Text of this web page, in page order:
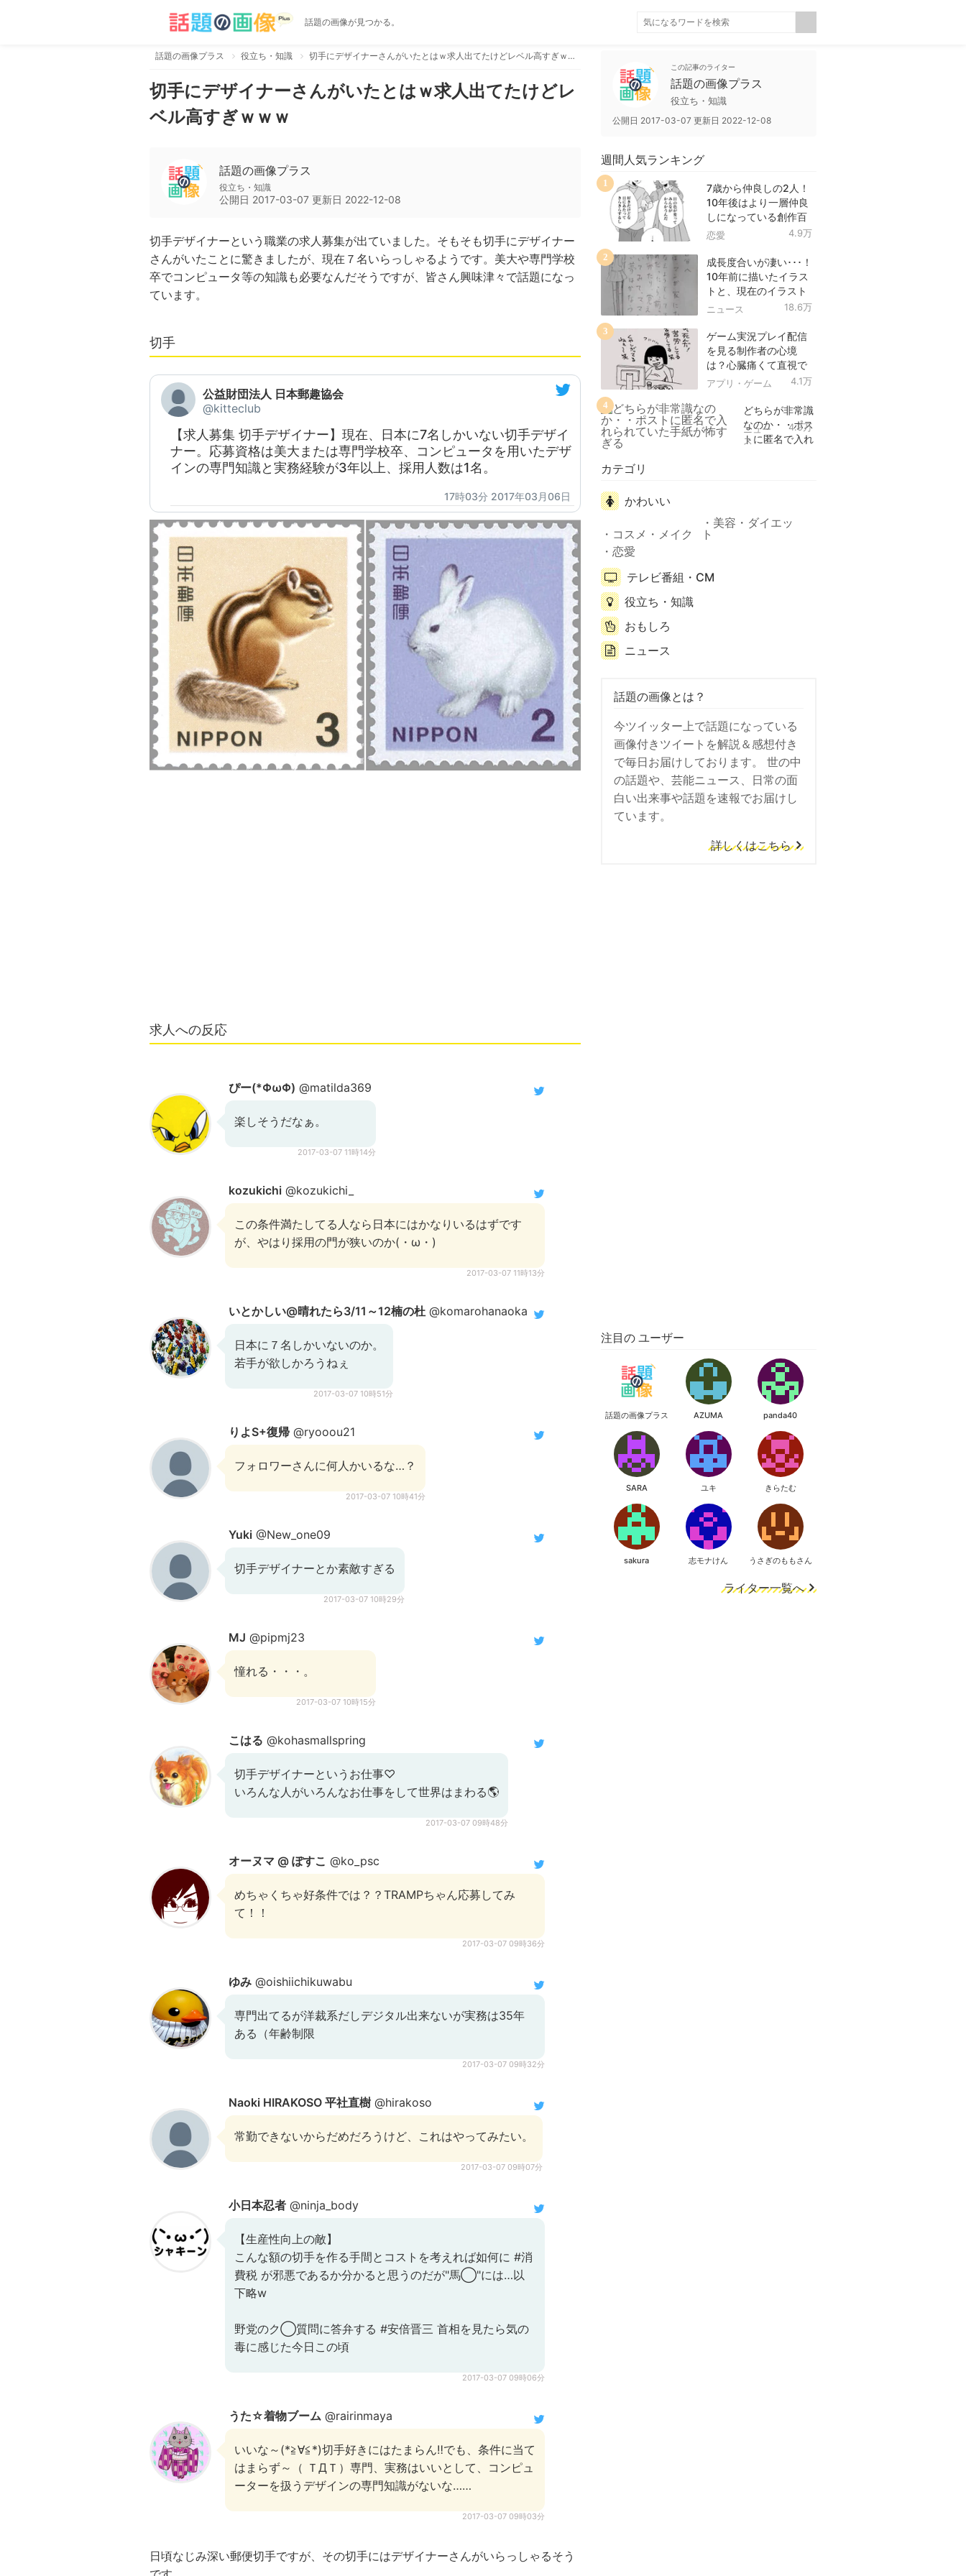
話題の画像が見つかる。
話題の画像プラス 役立ち・知識 切手にデザイナーさんがいたとはｗ求人出てたけどレベル高すぎｗｗｗ
切手にデザイナーさんがいたとはｗ求人出てたけどレ
ベル高すぎｗｗｗ
話題の画像プラス
役立ち・知識
公開日 2017-03-07 更新日 2022-12-08
切手デザイナーという職業の求人募集が出ていました。そもそも切手にデザイナー
さんがいたことに驚きましたが、現在７名いらっしゃるようです。美大や専門学校
卒でコンピュータ等の知識も必要なんだそうですが、皆さん興味津々で話題になっ
ています。
切手
公益財団法人 日本郵趣協会
@kitteclub
【求人募集 切手デザイナー】現在、日本に7名しかいない切手デザイ
ナー。応募資格は美大または専門学校卒、コンピュータを用いたデザ
インの専門知識と実務経験が3年以上、採用人数は1名。
17時03分 2017年03月06日
求人への反応
ぴー(*ΦωΦ) @matilda369
楽しそうだなぁ。
2017-03-07 11時14分
kozukichi @kozukichi_
この条件満たしてる人なら日本にはかなりいるはずです
が、やはり採用の門が狭いのか(・ω・)
2017-03-07 11時13分
いとかしい@晴れたら3/11～12楠の杜 @komarohanaoka
日本に７名しかいないのか。
若手が欲しかろうねぇ
2017-03-07 10時51分
りよS+復帰 @ryooou21
フォロワーさんに何人かいるな…？
2017-03-07 10時41分
Yuki @New_one09
切手デザイナーとか素敵すぎる
2017-03-07 10時29分
MJ @pipmj23
憧れる・・・。
2017-03-07 10時15分
こはる @kohasmallspring
切手デザイナーというお仕事♡
いろんな人がいろんなお仕事をして世界はまわる🌎
2017-03-07 09時48分
オーヌマ @ ぽすこ @ko_psc
めちゃくちゃ好条件では？？TRAMPちゃん応募してみ
て！！
2017-03-07 09時36分
ゆみ @oishiichikuwabu
専門出てるが洋裁系だしデジタル出来ないが実務は35年
ある（年齢制限
2017-03-07 09時32分
Naoki HIRAKOSO 平社直樹 @hirakoso
常勤できないからだめだろうけど、これはやってみたい。
2017-03-07 09時07分
小日本忍者 @ninja_body
【生産性向上の敵】
こんな額の切手を作る手間とコストを考えれば如何に #消
費税 が邪悪であるか分かると思うのだが"馬◯"には…以
下略w
野党のク◯質問に答弁する #安倍晋三 首相を見たら気の
毒に感じた今日この頃
2017-03-07 09時06分
うた☆着物ブーム @rairinmaya
いいな～(*≧∀≦*)切手好きにはたまらん‼でも、条件に当て
はまらず～（ ＴДＴ）専門、実務はいいとして、コンピュ
ーターを扱うデザインの専門知識がないな……
2017-03-07 09時03分
日頃なじみ深い郵便切手ですが、その切手にはデザイナーさんがいらっしゃるそう
この記事のライター
話題の画像プラス
役立ち・知識
公開日 2017-03-07 更新日 2022-12-08
週間人気ランキング
7歳から仲良しの2人！
10年後はより一層仲良
しになっている創作百
合！
恋愛 4.9万
1
成長度合いが凄い･･･！
10年前に描いたイラス
トと、現在のイラスト
を投稿したツイートが
ニュース 18.6万
2
ゲーム実況プレイ配信
を見る制作者の心境
は？心臓痛くて直視で
きなかった！
アプリ・ゲーム 4.1万
3
どちらが非常識
なのか・・ポス
トに匿名で入れ
ニュー
ス
4.9万
4
カテゴリ
かわいい
コスメ・メイク
美容・ダイエッ
ト
恋愛
テレビ番組・CM
役立ち・知識
おもしろ
ニュース
話題の画像とは？
今ツイッター上で話題になっている
画像付きツイートを解説＆感想付き
で毎日お届けしております。 世の中
の話題や、芸能ニュース、日常の面
白い出来事や話題を速報でお届けし
ています。
詳しくはこちら
注目の ユーザー
話題の画像プラス AZUMA panda40
SARA ユキ きらたむ
sakura 志モナけん うさぎのももさん
ライター一覧へ